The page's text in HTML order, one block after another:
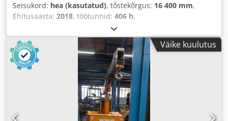
Seisukord: hea (kasutatud), tõstekõrgus: 16 400 mm,
Ehitusaasta: 2018, töötunnid: 406 h,
Väike kuulutus